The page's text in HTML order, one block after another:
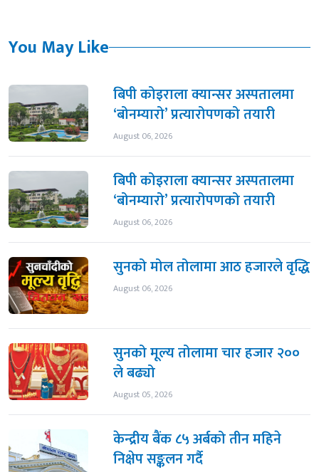
You May Like
बिपी कोइराला क्यान्सर अस्पतालमा
‘बोनम्यारो’ प्रत्यारोपणको तयारी
August 06, 2026
बिपी कोइराला क्यान्सर अस्पतालमा
‘बोनम्यारो’ प्रत्यारोपणको तयारी
August 06, 2026
सुनको मोल तोलामा आठ हजारले वृद्धि
August 06, 2026
सुनको मूल्य तोलामा चार हजार २००
ले बढ्यो
August 05, 2026
केन्द्रीय बैंक ८५ अर्बको तीन महिने
निक्षेप सङ्कलन गर्दै